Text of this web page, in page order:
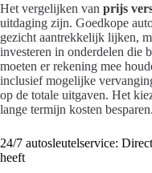
Het vergelijken van prijs
uitdaging zijn. Goedkope
gezicht aantrekkelijk lijken,
investeren in onderdelen die
moeten er rekening mee
inclusief mogelijke
op de totale uitgaven. Het
lange termijn kosten besparen.
24/7 autosleutelservice:
heeft